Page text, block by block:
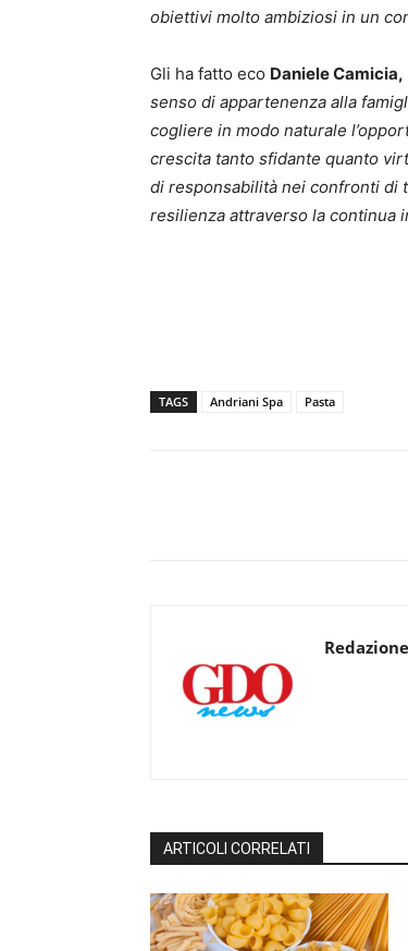
obiettivi molto ambiziosi in un
Gli ha fatto eco Daniele Camicia,
senso di appartenenza alla
cogliere in modo naturale
crescita tanto sfidante quanto
di responsabilità nei confronti di
resilienza attraverso la continua
TAGS Andriani Spa Pasta
Redazione
ARTICOLI CORRELATI